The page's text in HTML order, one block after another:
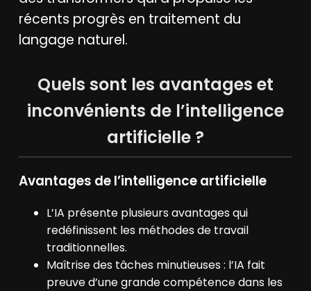
récents progrès en traitement du
langage naturel.
Quels sont les avantages et
inconvénients de l’intelligence
artificielle ?
Avantages de l’intelligence artificielle
L’IA présente plusieurs avantages qui
redéfinissent les méthodes de travail
traditionnelles.
Maîtrise des tâches minutieuses : l’IA fait
preuve d’une grande compétence dans les